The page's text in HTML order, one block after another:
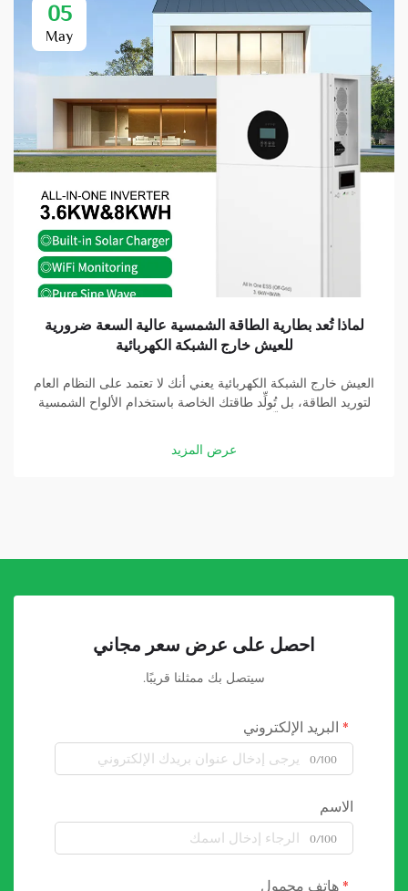
05
May
لماذا تُعد بطارية الطاقة الشمسية عالية السعة ضرورية
للعيش خارج الشبكة الكهربائية
العيش خارج الشبكة الكهربائية يعني أنك لا تعتمد على النظام العام
لتوريد الطاقة، بل تُولِّد طاقتك الخاصة باستخدام الألواح الشمسية
أساسيًّا في هذه المنظومة. وبفضل بطارية جيدة، يمكنك تخزين
الطاقة التي تولِّدها الألواح الشمسية...
عرض المزيد
احصل على عرض سعر مجاني
سيتصل بك ممثلنا قريبًا.
البريد الإلكتروني
0/100
الاسم
0/100
هاتف محمول